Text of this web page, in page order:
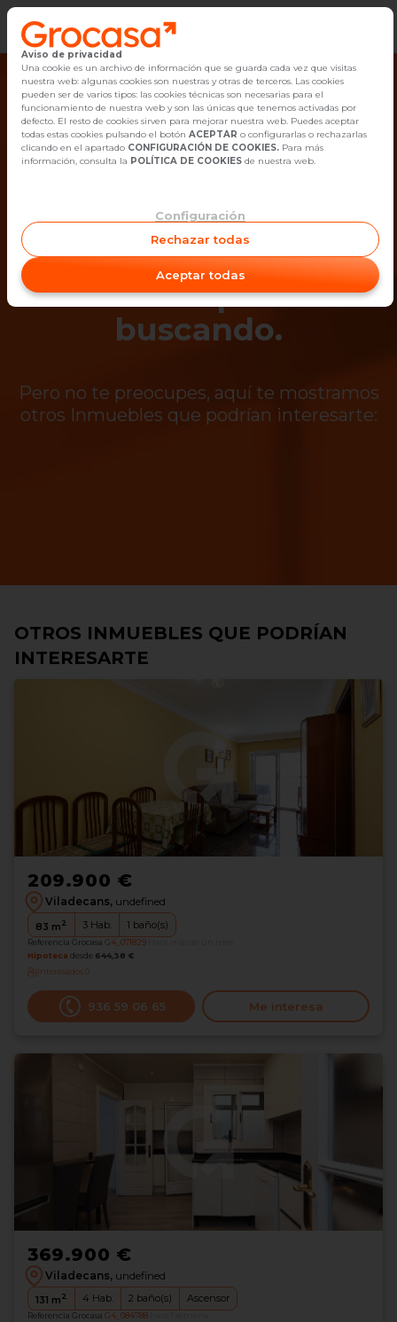
Vender
Buscar Inmuebles
Alquiler
Empleo
Oficinas
Contacto
¡Ups! Ya no está
disponible el
inmueble que estás
buscando.
Pero no te preocupes, aquí te mostramos
otros Inmuebles que podrían interesarte:
OTROS INMUEBLES QUE PODRÍAN
INTERESARTE
209.900 €
Viladecans, undefined
83 m2 3 Hab. 1 baño(s)
Referencia Grocasa G4_071829
Hipoteca desde 644,38 €
Interesados0
936 59 06 65 Me interesa
369.900 €
Viladecans, undefined
131 m2 4 Hab. 2 baño(s) Ascensor
Referencia Grocasa G4_084788
Aviso de privacidad
Una cookie es un archivo de información que se guarda cada vez que visitas
nuestra web: algunas cookies son nuestras y otras de terceros. Las cookies
pueden ser de varios tipos: las cookies técnicas son necesarias para el
funcionamiento de nuestra web y son las únicas que tenemos activadas por
defecto. El resto de cookies sirven para mejorar nuestra web. Puedes aceptar
todas estas cookies pulsando el botón ACEPTAR o configurarlas o rechazarlas
clicando en el apartado CONFIGURACIÓN DE COOKIES. Para más
información, consulta la POLÍTICA DE COOKIES de nuestra web.
Configuración
Rechazar todas
Aceptar todas